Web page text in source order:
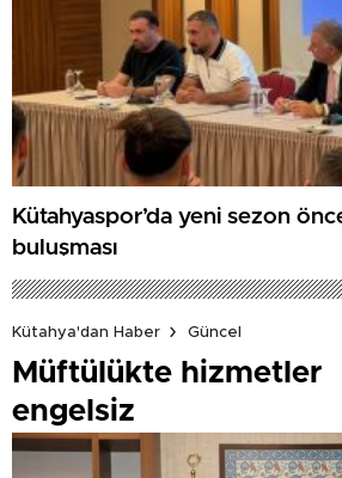
Kütahyaspor’da yeni sezon
buluşması
Kütahya'dan Haber
Güncel
Müftülükte hizmetler
engelsiz